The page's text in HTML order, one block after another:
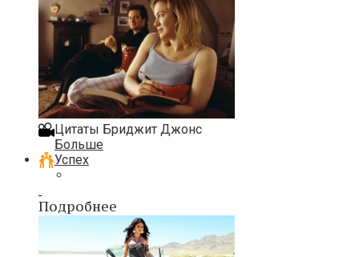
Цитаты Бриджит Джонс
Больше
Успех
Подробнее